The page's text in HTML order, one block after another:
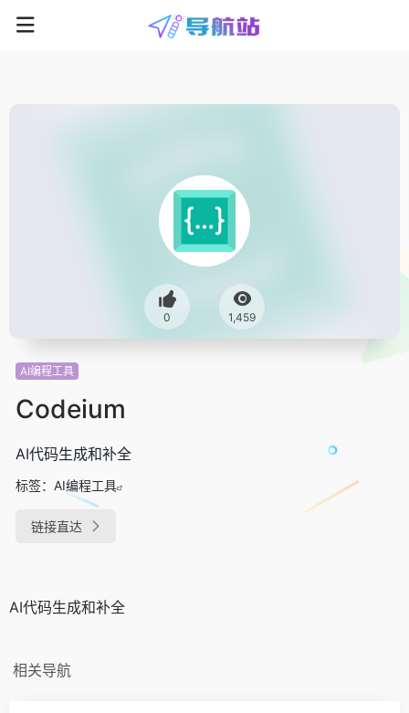
0 1,459
AI编程工具
Codeium
AI代码生成和补全
标签： AI编程工具
链接直达
AI代码生成和补全
相关导航